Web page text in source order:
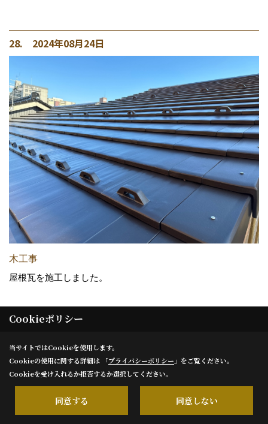
28. 2024年08月24日
木工事
屋根瓦を施工しました。
29. 2024年08月23日
Cookieポリシー
当サイトではCookieを使用します。
Cookieの使用に関する詳細は 「プライバシーポリシー 」をご覧ください。
Cookieを受け入れるか拒否するか選択してください。
同意する 同意しない